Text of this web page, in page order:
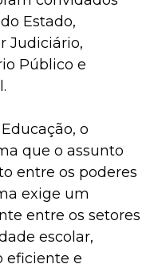
Estado,
Judiciário,
Público e
o
que o assunto
entre os poderes
exige um
entre os setores
escolar,
eficiente e